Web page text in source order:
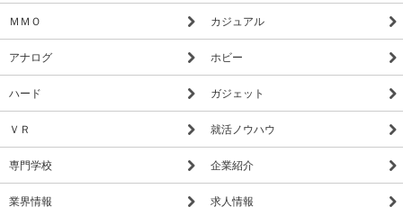
ＭＭＯ カジュアル
アナログ ホビー
ハード ガジェット
ＶＲ 就活ノウハウ
専門学校 企業紹介
業界情報 求人情報